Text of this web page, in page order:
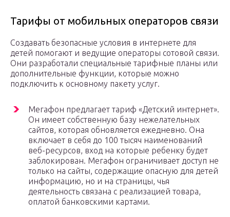
Тарифы от мобильных операторов связи
Создавать безопасные условия в интернете для
детей помогают и ведущие операторы сотовой связи.
Они разработали специальные тарифные планы или
дополнительные функции, которые можно
подключить к основному пакету услуг.
Мегафон предлагает тариф «Детский интернет».
Он имеет собственную базу нежелательных
сайтов, которая обновляется ежедневно. Она
включает в себя до 100 тысяч наименований
веб-ресурсов, вход на которые ребенку будет
заблокирован. Мегафон ограничивает доступ не
только на сайты, содержащие опасную для детей
информацию, но и на страницы, чья
деятельность связана с реализацией товара,
оплатой банковскими картами.